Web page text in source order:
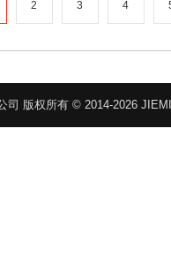
2 3 4
司 版权所有 © 2014-2026